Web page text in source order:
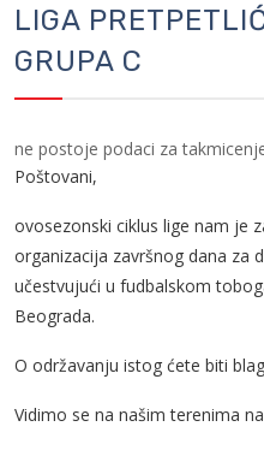
LIGA
GRUPA C
ne postoje podaci za
Poštovani,
ovosezonski ciklus lige nam je
organizacija završnog dana za
učestvujući u fudbalskom
Beograda.
O održavanju istog ćete biti
Vidimo se na našim terenima